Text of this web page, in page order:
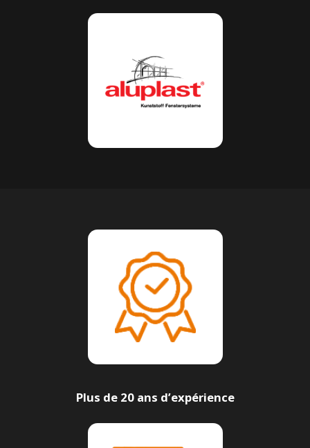
Plus de 20 ans d’expérience